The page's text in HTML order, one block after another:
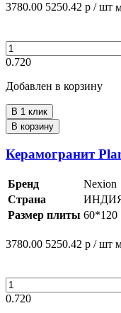
3780.00 5250.42 р / шт
0.720
Добавлен в корзину
В 1 клик
В корзину
Керамогранит
Бренд
Nexion
Страна
Размер плиты 60*120
3780.00 5250.42 р / шт
0.720